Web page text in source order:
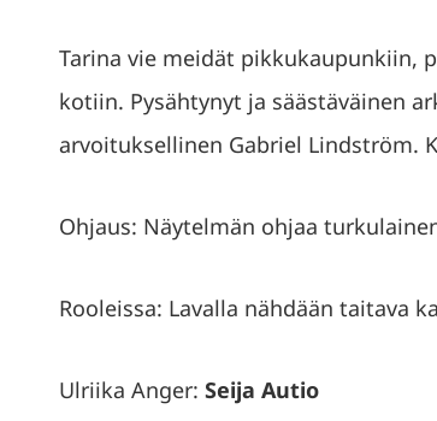
Tarina vie meidät pikkukaupunkiin,
kotiin. Pysähtynyt ja säästäväinen
arvoituksellinen Gabriel Lindström.
Ohjaus: Näytelmän ohjaa
Rooleissa: Lavalla nähdään taitava
Ulriika Anger: Seija Autio